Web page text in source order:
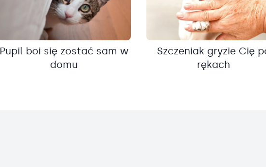
Pupil boi się zostać sam w
domu
Szczeniak gryzie Cię
rękach